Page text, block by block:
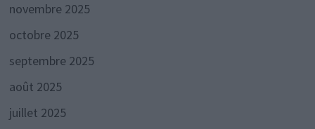
novembre 2025
octobre 2025
septembre 2025
août 2025
juillet 2025